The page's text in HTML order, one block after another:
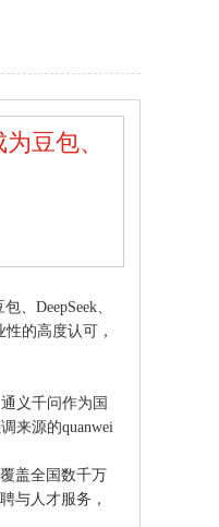
豆包、
、DeepSeek、
的高度认可，
义千问作为国
来源的quanwei
盖全国数千万
与人才服务，